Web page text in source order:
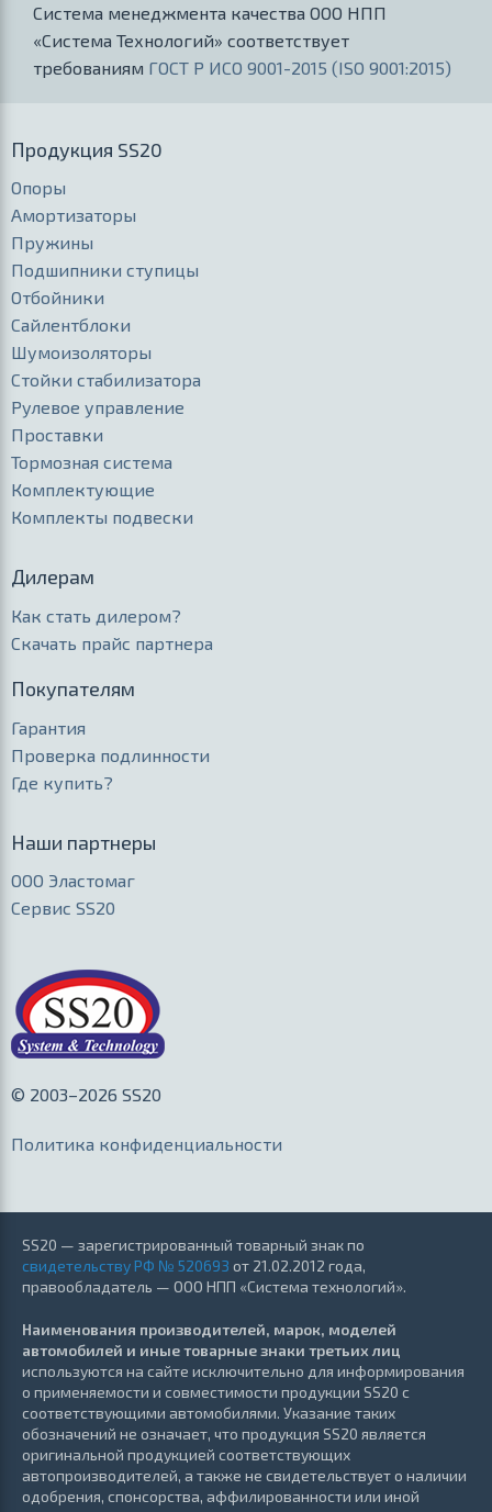
Система менеджмента качества ООО НПП
«Система Технологий» соответствует
требованиям ГОСТ Р ИСО 9001-2015 (ISO 9001:2015)
Продукция SS20
Опоры
Амортизаторы
Пружины
Подшипники ступицы
Отбойники
Сайлентблоки
Шумоизоляторы
Стойки стабилизатора
Рулевое управление
Проставки
Тормозная система
Комплектующие
Комплекты подвески
Дилерам
Как стать дилером?
Скачать прайс партнера
Покупателям
Гарантия
Проверка подлинности
Где купить?
Наши партнеры
ООО Эластомаг
Сервис SS20
© 2003–2026 SS20
Политика конфиденциальности
SS20 — зарегистрированный товарный знак по
свидетельству РФ № 520693 от 21.02.2012 года,
правообладатель — ООО НПП «Система технологий».
Наименования производителей, марок, моделей
автомобилей и иные товарные знаки третьих лиц
используются на сайте исключительно для информирования
о применяемости и совместимости продукции SS20 с
соответствующими автомобилями. Указание таких
обозначений не означает, что продукция SS20 является
оригинальной продукцией соответствующих
автопроизводителей, а также не свидетельствует о наличии
одобрения, спонсорства, аффилированности или иной